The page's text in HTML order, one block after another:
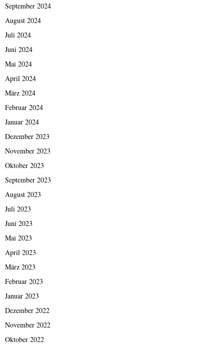
September 2024
August 2024
Juli 2024
Juni 2024
Mai 2024
April 2024
März 2024
Februar 2024
Januar 2024
Dezember 2023
November 2023
Oktober 2023
September 2023
August 2023
Juli 2023
Juni 2023
Mai 2023
April 2023
März 2023
Februar 2023
Januar 2023
Dezember 2022
November 2022
Oktober 2022